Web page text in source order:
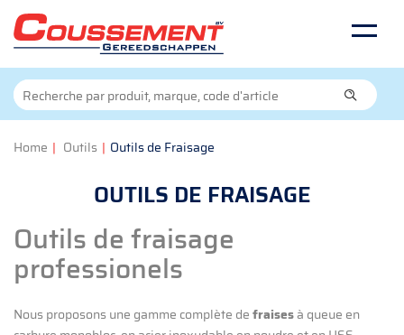
Home | Outils | Outils de Fraisage
OUTILS DE FRAISAGE
Outils de fraisage
professionels
Nous proposons une gamme complète defraisesà queue en